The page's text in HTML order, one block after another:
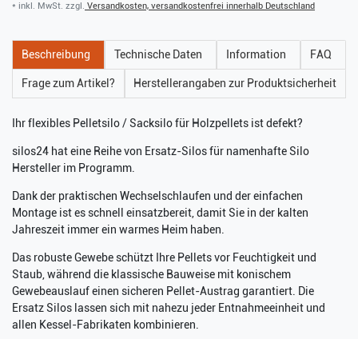
* inkl. MwSt. zzgl. Versandkosten, versandkostenfrei innerhalb Deutschland
Beschreibung Technische Daten Information FAQ
Frage zum Artikel? Herstellerangaben zur Produktsicherheit
Ihr flexibles Pelletsilo / Sacksilo für Holzpellets ist defekt?
silos24 hat eine Reihe von Ersatz-Silos für namenhafte Silo
Hersteller im Programm.
Dank der praktischen Wechselschlaufen und der einfachen
Montage ist es schnell einsatzbereit, damit Sie in der kalten
Jahreszeit immer ein warmes Heim haben.
Das robuste Gewebe schützt Ihre Pellets vor Feuchtigkeit und
Staub, während die klassische Bauweise mit konischem
Gewebeauslauf einen sicheren Pellet-Austrag garantiert. Die
Ersatz Silos lassen sich mit nahezu jeder Entnahmeeinheit und
allen Kessel-Fabrikaten kombinieren.